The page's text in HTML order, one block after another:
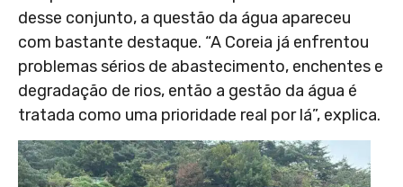
desse conjunto, a questão da água apareceu
com bastante destaque. “A Coreia já enfrentou
problemas sérios de abastecimento, enchentes e
degradação de rios, então a gestão da água é
tratada como uma prioridade real por lá”, explica.